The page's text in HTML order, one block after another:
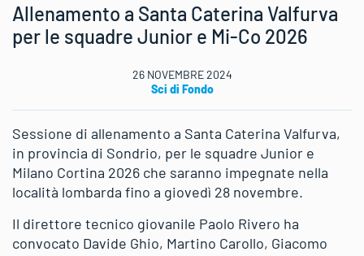
Allenamento a Santa Caterina Valfurva
per le squadre Junior e Mi-Co 2026
26 NOVEMBRE 2024
Sci di Fondo
Sessione di allenamento a Santa Caterina Valfurva,
in provincia di Sondrio, per le squadre Junior e
Milano Cortina 2026 che saranno impegnate nella
località lombarda fino a giovedì 28 novembre.
Il direttore tecnico giovanile Paolo Rivero ha
convocato Davide Ghio, Martino Carollo, Giacomo